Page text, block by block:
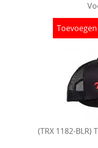
(TRX 1182-BLR)